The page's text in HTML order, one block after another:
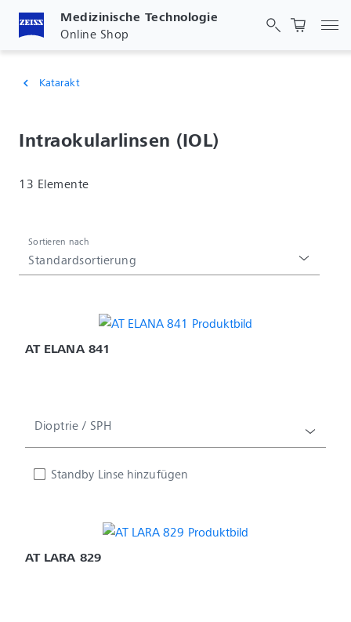
Medizinische Technologie
Online Shop
chevron_left Katarakt
Intraokularlinsen (IOL)
13 Elemente
Standardsortierung
Sortieren nach
AT ELANA 841
Dioptrie / SPH
Standby Linse hinzufügen
AT LARA 829